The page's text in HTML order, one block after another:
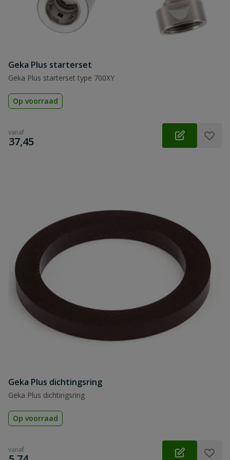
Geka Plus starterset
Geka Plus starterset type 700XY
Op voorraad
vanaf
€
37,45
Geka Plus dichtingsring
Geka Plus dichtingsring
Op voorraad
vanaf